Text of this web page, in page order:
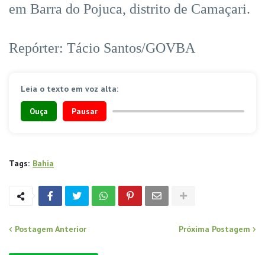
em Barra do Pojuca, distrito de Camaçari.
Repórter: Tácio Santos/GOVBA
Leia o texto em voz alta:
Ouça Pausar
Tags: Bahia
Postagem Anterior Próxima Postagem